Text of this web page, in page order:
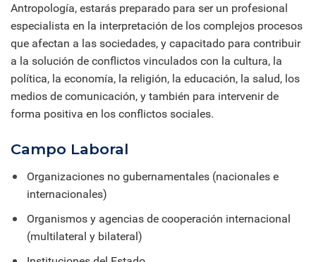
Antropología, estarás preparado para ser un profesional
especialista en la interpretación de los complejos procesos
que afectan a las sociedades, y capacitado para contribuir
a la solución de conflictos vinculados con la cultura, la
política, la economía, la religión, la educación, la salud, los
medios de comunicación, y también para intervenir de
forma positiva en los conflictos sociales.
Campo Laboral
Organizaciones no gubernamentales (nacionales e
internacionales)
Organismos y agencias de cooperación internacional
(multilateral y bilateral)